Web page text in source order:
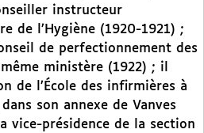
instructeur
de l’Hygiène (1920-1921) ;
de perfectionnement des
ministère (1922) ; il
de l’École des infirmières à
son annexe de Vanves
vice-présidence de la section